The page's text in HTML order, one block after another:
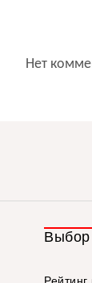
Нет
Выбор